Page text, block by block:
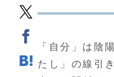
「自分」は陰
たし」の線引